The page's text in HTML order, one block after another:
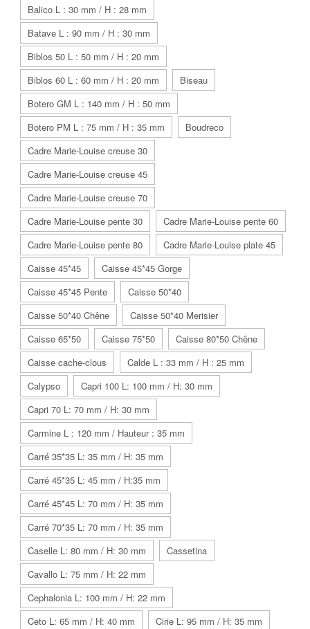
Balico L : 30 mm / H : 28 mm
Batave L : 90 mm / H : 30 mm
Biblos 50 L : 50 mm / H : 20 mm
Biblos 60 L : 60 mm / H : 20 mm
Biseau
Botero GM L : 140 mm / H : 50 mm
Botero PM L : 75 mm / H : 35 mm
Boudreco
Cadre Marie-Louise creuse 30
Cadre Marie-Louise creuse 45
Cadre Marie-Louise creuse 70
Cadre Marie-Louise pente 30
Cadre Marie-Louise pente 60
Cadre Marie-Louise pente 80
Cadre Marie-Louise plate 45
Caisse 45*45
Caisse 45*45 Gorge
Caisse 45*45 Pente
Caisse 50*40
Caisse 50*40 Chêne
Caisse 50*40 Merisier
Caisse 65*50
Caisse 75*50
Caisse 80*50 Chêne
Caisse cache-clous
Calde L : 33 mm / H : 25 mm
Calypso
Capri 100 L: 100 mm / H: 30 mm
Capri 70 L: 70 mm / H: 30 mm
Carmine L : 120 mm / Hauteur : 35 mm
Carré 35*35 L: 35 mm / H: 35 mm
Carré 45*35 L: 45 mm / H:35 mm
Carré 45*45 L: 70 mm / H: 35 mm
Carré 70*35 L: 70 mm / H: 35 mm
Caselle L: 80 mm / H: 30 mm
Cassetina
Cavallo L: 75 mm / H: 22 mm
Cephalonia L: 100 mm / H: 22 mm
Ceto L: 65 mm / H: 40 mm
Cirie L: 95 mm / H: 35 mm